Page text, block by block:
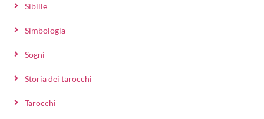
Sibille
Simbologia
Sogni
Storia dei tarocchi
Tarocchi